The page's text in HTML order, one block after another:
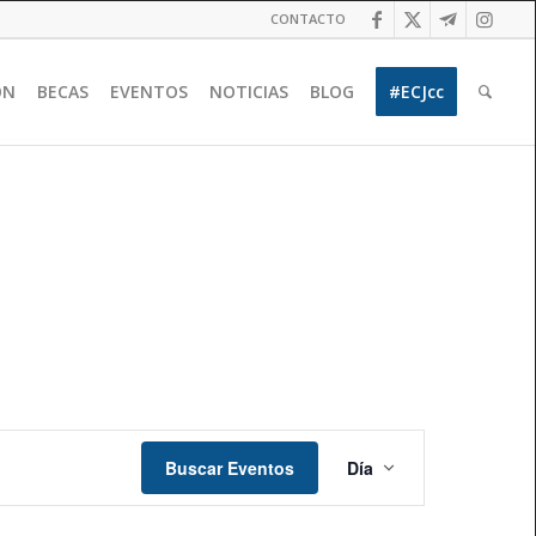
CONTACTO
BECAS EVENTOS NOTICIAS BLOG #ECJcc
Buscar Eventos
de
Día